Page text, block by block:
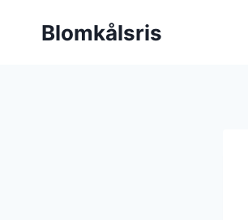
Blomkålsris